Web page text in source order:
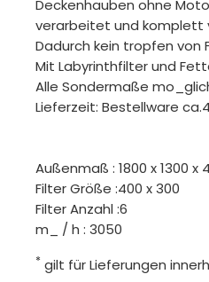
Deckenhauben ohne
verarbeitet und komplett
Dadurch kein tropfen von
Mit Labyrinthfilter und
Alle Sondermaße
Lieferzeit: Bestellware
Außenmaß : 1800 x 1300 x
Filter Größe :400 x 300
Filter Anzahl :6
m_ / h : 3050
* gilt für Lieferungen